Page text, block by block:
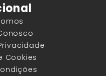
Cookies